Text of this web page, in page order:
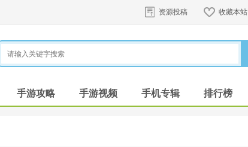
资源投稿 收藏本站
手游攻略 手游视频 手机专辑 排行榜